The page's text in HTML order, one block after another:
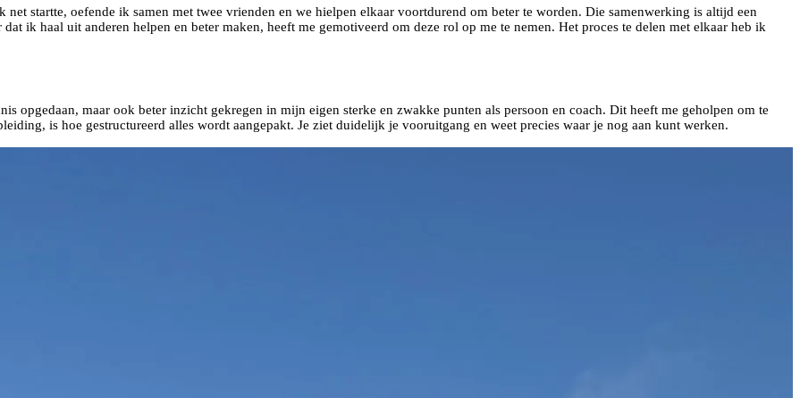
startte, oefende ik samen met twee vrienden en we hielpen elkaar voortdurend om beter te worden. Die samenwerking is altijd een
ik haal uit anderen helpen en beter maken, heeft me gemotiveerd om deze rol op me te nemen. Het proces te delen met elkaar heb ik
opgedaan, maar ook beter inzicht gekregen in mijn eigen sterke en zwakke punten als persoon en coach. Dit heeft me geholpen om te
is hoe gestructureerd alles wordt aangepakt. Je ziet duidelijk je vooruitgang en weet precies waar je nog aan kunt werken.